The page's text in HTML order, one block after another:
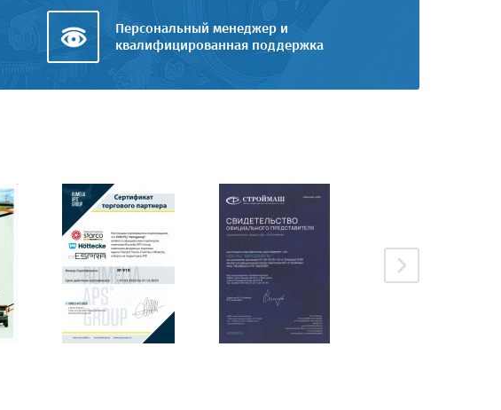
Персональный менеджер и
квалифицированная поддержка